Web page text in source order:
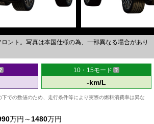
ント。写真は本国仕様の為、一部異なる場合があり
10・15モード
-km/L
での数値のため、走行条件等により実際の燃料消費率は異な
万円～1480万円